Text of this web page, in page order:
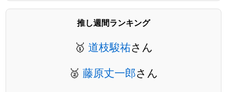
推し週間ランキング
🥇 道枝駿祐さん
🥈 藤原丈一郎さん